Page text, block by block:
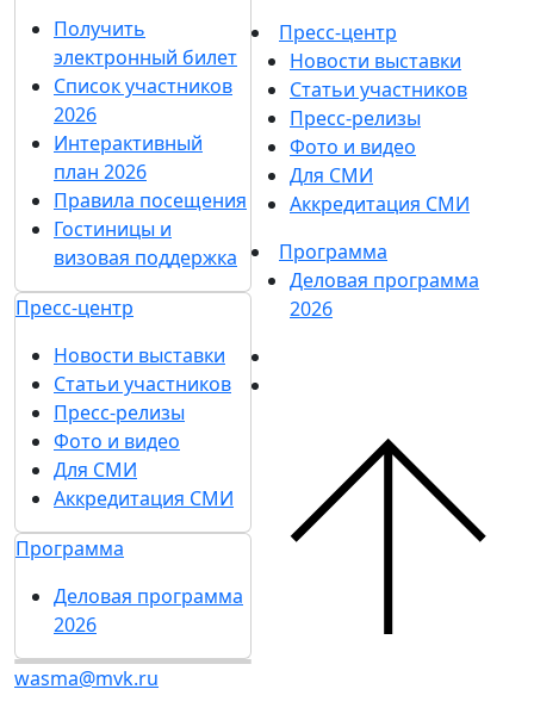
Получить
электронный билет
Список участников
2026
Интерактивный
план 2026
Правила посещения
Гостиницы и
визовая поддержка
Пресс-центр
Новости выставки
Статьи участников
Пресс-релизы
Фото и видео
Для СМИ
Аккредитация СМИ
Программа
Деловая программа
2026
wasma@mvk.ru
Пресс-центр
Новости выставки
Статьи участников
Пресс-релизы
Фото и видео
Для СМИ
Аккредитация СМИ
Программа
Деловая программа
2026